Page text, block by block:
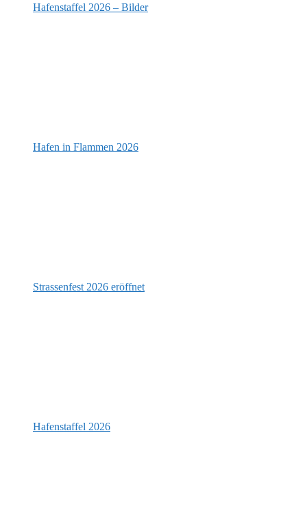
Hafenstaffel 2026 – Bilder
Hafen in Flammen 2026
Strassenfest 2026 eröffnet
Hafenstaffel 2026